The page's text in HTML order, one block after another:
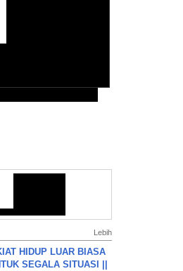
Lebih
HIDUP LUAR BIASA
SEGALA SITUASI ||